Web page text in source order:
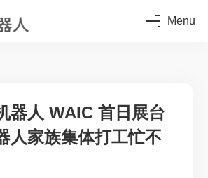
Menu
器人 WAIC 首日展台
人家族集体打工忙不